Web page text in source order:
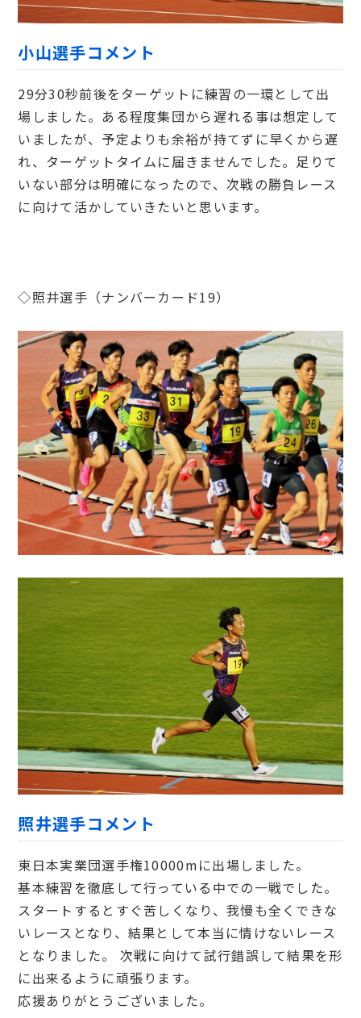
小山選手コメント
29分30秒前後をターゲットに練習の一環として出
場しました。ある程度集団から遅れる事は想定して
いましたが、予定よりも余裕が持てずに早くから遅
れ、ターゲットタイムに届きませんでした。足りて
いない部分は明確になったので、次戦の勝負レース
に向けて活かしていきたいと思います。
◇照井選手（ナンバーカード19）
照井選手コメント
東日本実業団選手権10000mに出場しました。
基本練習を徹底して行っている中での一戦でした。
スタートするとすぐ苦しくなり、我慢も全くできな
いレースとなり、結果として本当に情けないレース
となりました。 次戦に向けて試行錯誤して結果を形
に出来るように頑張ります。
応援ありがとうございました。